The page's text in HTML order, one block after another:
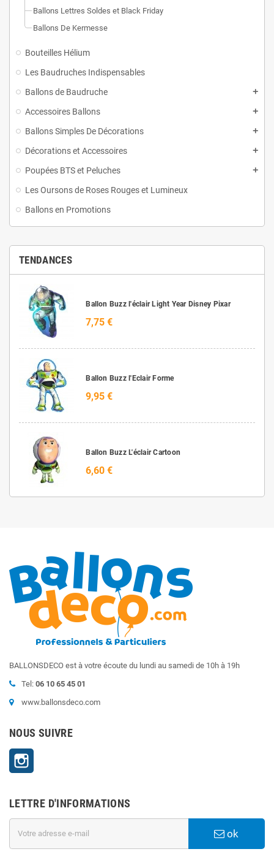
Ballons Lettres Soldes et Black Friday
Ballons De Kermesse
Bouteilles Hélium
Les Baudruches Indispensables
Ballons de Baudruche
Accessoires Ballons
Ballons Simples De Décorations
Décorations et Accessoires
Poupées BTS et Peluches
Les Oursons de Roses Rouges et Lumineux
Ballons en Promotions
TENDANCES
Ballon Buzz l'éclair Light Year Disney Pixar
7,75 €
Ballon Buzz l'Eclair Forme
9,95 €
Ballon Buzz L'éclair Cartoon
6,60 €
BALLONSDECO est à votre écoute du lundi au samedi de 10h à 19h
Tel: 06 10 65 45 01
www.ballonsdeco.com
NOUS SUIVRE
LETTRE D'INFORMATIONS
ok